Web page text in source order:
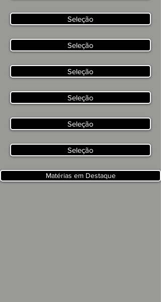
Seleção
Seleção
Seleção
Seleção
Seleção
Seleção
Matérias em Destaque